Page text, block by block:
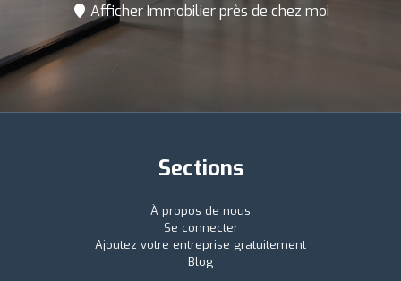
Afficher Immobilier près de chez moi
Sections
À propos de nous
Se connecter
Ajoutez votre entreprise gratuitement
Blog